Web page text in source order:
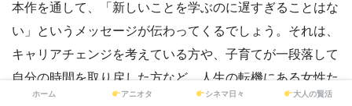
本作を通して、「新しいことを学ぶのに遅すぎることはな
い」というメッセージが伝わってくるでしょう。それは、
キャリアチェンジを考えている方や、子育てが一段落して
自分の時間を取り戻した方など、人生の転機にある女性た
ちに、特に強く響くはずです。
ホーム アニオタ シネマ日々 大人の賢活